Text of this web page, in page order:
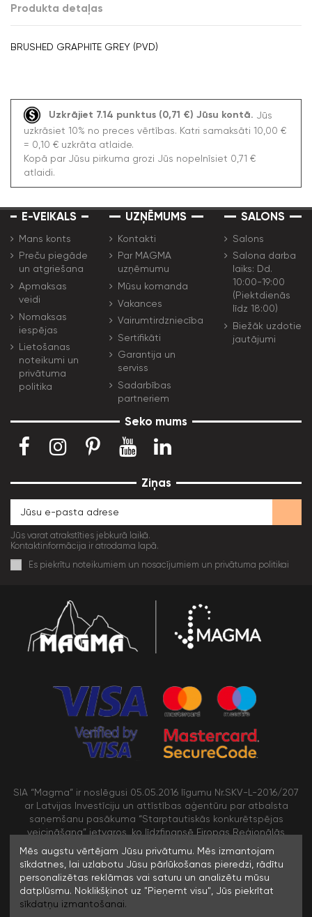
Produkta detaļas
BRUSHED GRAPHITE GREY (PVD)
Uzkrājiet 7.14 punktus (0,71 €) Jūsu kontā. Jūs
uzkrāsiet 10% no preces vērtības. Katri samaksāti 10,00 €
= 0,10 € uzkrāta atlaide.
Kopā par Jūsu pirkuma grozi Jūs nopelnīsiet 0,71 €
atlaidi.
E-VEIKALS
Mans konts
Preču piegāde
un atgriešana
Apmaksas
veidi
Nomaksas
iespējas
Lietošanas
noteikumi un
privātuma
politika
UZŅĒMUMS
Kontakti
Par MAGMA
uzņēmumu
Mūsu komanda
Vakances
Vairumtirdzniecība
Sertifikāti
Garantija un
serviss
Sadarbības
partneriem
SALONS
Salons
Salona darba
laiks: Dd.
10:00-19:00
(Piektdienās
līdz 18:00)
Biežāk uzdotie
jautājumi
Seko mums
Ziņas
Jūs varat atrakstīties jebkurā laikā.
Kontaktinformācija ir atrodama lapā.
Es piekrītu noteikumiem un nosacījumiem un privātuma politikai
SIA “Magma” ir noslēgusi 05.05.2016 līgumu Nr.SKV-L-2016/207
ar Latvijas Investīciju un attīstības aģentūru par atbalsta
saņemšanu pasākuma “Starptautiskās konkurētspējas
veicināšana” ietvaros, ko līdzfinansē Eiropas Reģionālās
attīstības fonds
Mēs augstu vērtējam Jūsu privātumu. Mēs izmantojam
sīkdatnes, lai uzlabotu Jūsu pārlūkošanas pieredzi, rādītu
personalizētas reklāmas vai saturu un analizētu mūsu
datplūsmu. Noklikšķinot uz "Pieņemt visu", Jūs piekrītat
sīkdatņu izmantošanai.